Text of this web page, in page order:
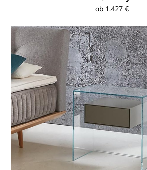
ab 1.427 €